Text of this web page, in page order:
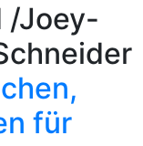
/Joey-
für